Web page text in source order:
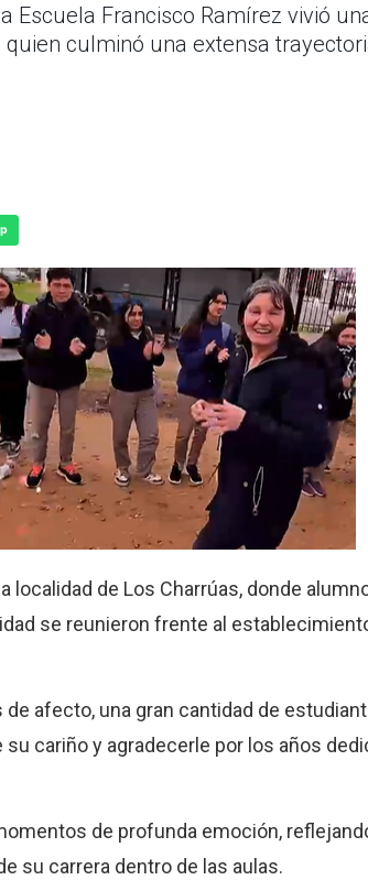
Escuela Francisco Ramírez vivió
culminó una extensa
localidad de Los Charrúas, donde
se reunieron frente al
afecto, una gran cantidad de
cariño y agradecerle por los años
de profunda emoción,
su carrera dentro de las aulas.